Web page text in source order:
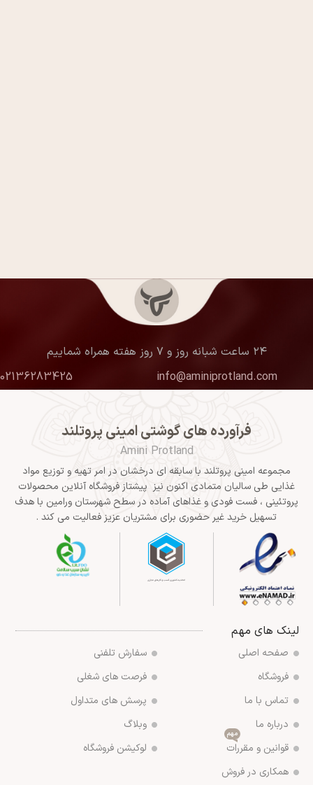
۲۴ ساعت شبانه روز و ۷ روز هفته همراه شماییم
info@aminiprotland.com
02136283425
فرآورده های گوشتی امینی پروتلند
Amini Protland
مجموعه امینی پروتلند با سابقه ای درخشان در امر تهیه و توزیع مواد
غذایی طی سالیان متمادی اکنون نیز پیشتاز فروشگاه آنلاین محصولات
پروتئینی ، فست فودی و غذاهای آماده در سطح شهرستان ورامین با هدف
تسهیل خرید غیر حضوری برای مشتریان عزیز فعالیت می کند .
لینک های مهم
صفحه اصلی
فروشگاه
تماس با ما
درباره ما
قوانین و مقررات
مهم
همکاری در فروش
سفارش تلفنی
فرصت های شغلی
پرسش های متداول
وبلاگ
لوکیشن فروشگاه